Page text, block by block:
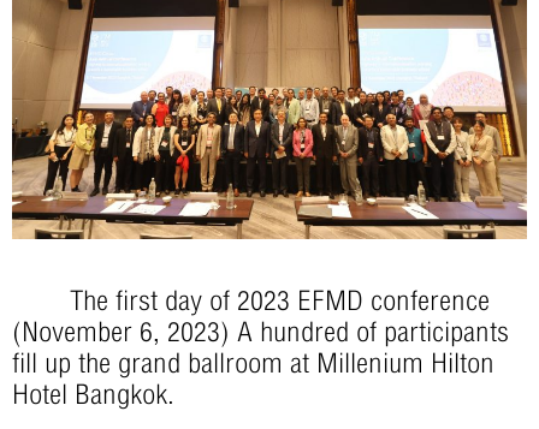
The first day of 2023 EFMD conference
(November 6, 2023) A hundred of participants
fill up the grand ballroom at Millenium Hilton
Hotel Bangkok.